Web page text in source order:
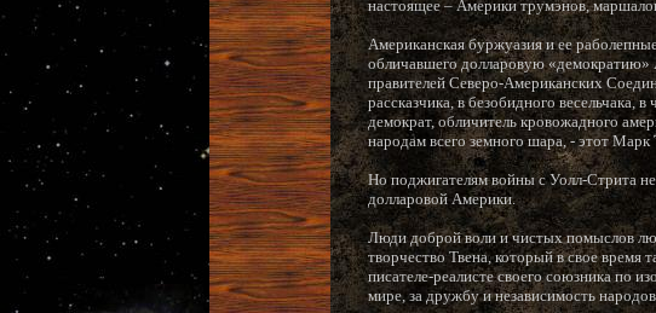
настоящее – Америки трумэнов,
Американская буржуазия и ее
обличавшего долларовую «демократию»
правителей Северо-Американских
рассказчика, в безобидного
демократ, обличитель кровожадного
народам всего земного шара, - этот Марк
Но поджигателям войны с Уолл-Стрита не
долларовой Америки.
Люди доброй воли и чистых помыслов
творчество Твена, который в свое время
писателе-реалисте своего союзника по
мире, за дружбу и независимость